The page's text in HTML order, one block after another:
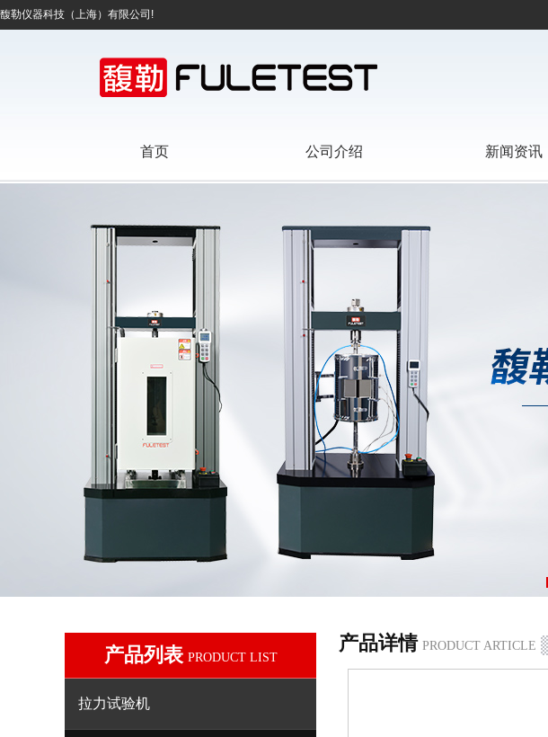
馥勒仪器科技（上海）有限公司!
首页 公司介绍 新闻资讯
产品列表 PRODUCT LIST
拉力试验机
产品详情 PRODUCT ARTICLE